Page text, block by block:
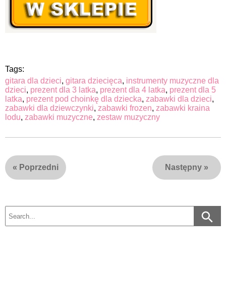
Tags:
gitara dla dzieci, gitara dziecięca, instrumenty muzyczne dla
dzieci, prezent dla 3 latka, prezent dla 4 latka, prezent dla 5
latka, prezent pod choinkę dla dziecka, zabawki dla dzieci,
zabawki dla dziewczynki, zabawki frozen, zabawki kraina
lodu, zabawki muzyczne, zestaw muzyczny
« Poprzedni Następny »